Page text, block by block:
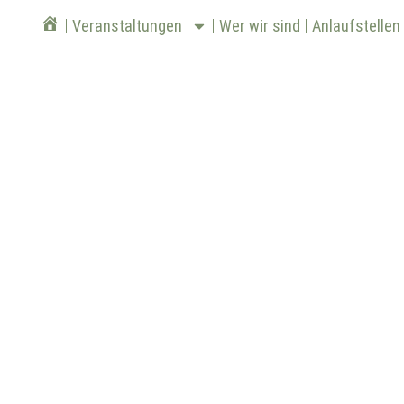
Start Veranstaltungen Wer wir sind Anlaufstellen